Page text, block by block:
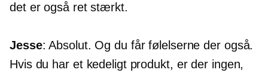
det er også ret stærkt.
Jesse: Absolut. Og du får følelserne der også.
Hvis du har et kedeligt produkt, er der ingen,